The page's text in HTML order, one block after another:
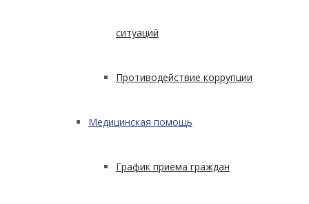
ситуаций
Противодействие коррупции
Медицинская помощь
График приема граждан